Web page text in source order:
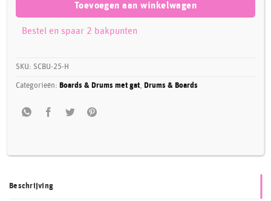
Toevoegen aan winkelwagen
Bestel en spaar 2 bakpunten
SKU: SCBU-25-H
Categorieën: Boards & Drums met gat, Drums & Boards
Beschrijving